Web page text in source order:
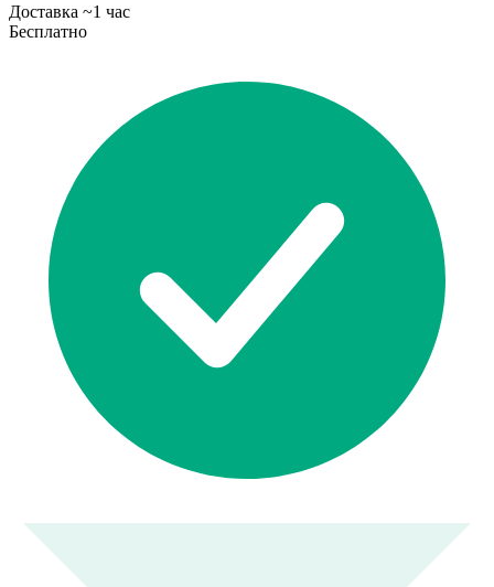
Доставка ~1 час
Бесплатно